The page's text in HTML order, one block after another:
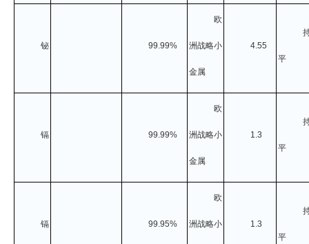
铋 99.99%
欧
洲战略小
金属
4.55
平
镉 99.99%
欧
洲战略小
金属
1.3
平
镉 99.95%
欧
洲战略小 1.3
平